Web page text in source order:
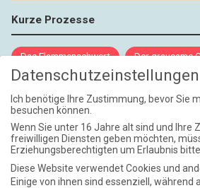
Kurze Prozesse
Das Flammenschwert Der grausame
NIEMALS UND AUCH DANN NICHT
Weite Reisen
Atlantische Turbulenzen DIE ELF
Die Zeit der Ringelblumen ist vorbei
Datenschutzeinstellungen
Ich benötige Ihre Zustimmung, bevor Sie
besuchen können.
Wenn Sie unter 16 Jahre alt sind und Ihre
freiwilligen Diensten geben möchten,
Erziehungsberechtigten um Erlaubnis
Diese Website verwendet Cookies und
Einige von ihnen sind essenziell, während